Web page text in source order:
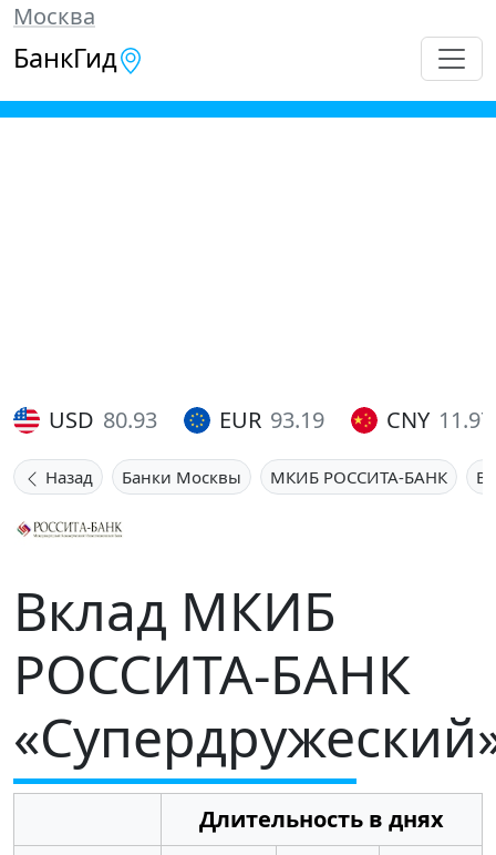
Москва
БанкГид
USD 80.93 EUR 93.19 CNY 11.97
Назад Банки Москвы МКИБ РОССИТА-БАНК
Вклад МКИБ
РОССИТА-БАНК
Длительность в днях